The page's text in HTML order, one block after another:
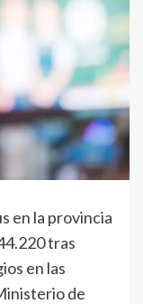
en la provincia
tras
en las
de